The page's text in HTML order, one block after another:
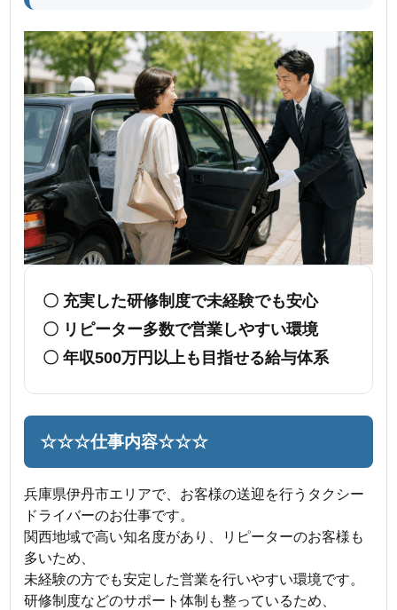
〇 充実した研修制度で未経験でも安心
〇 リピーター多数で営業しやすい環境
〇 年収500万円以上も目指せる給与体系
☆☆☆仕事内容☆☆☆
兵庫県伊丹市エリアで、お客様の送迎を行うタクシー
ドライバーのお仕事です。
関西地域で高い知名度があり、リピーターのお客様も
多いため、
未経験の方でも安定した営業を行いやすい環境です。
研修制度などのサポート体制も整っているため、